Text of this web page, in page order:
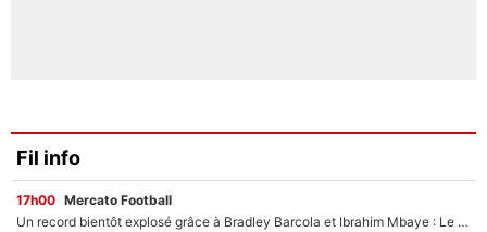
Fil info
17h00 Mercato Football
Un record bientôt explosé grâce à Bradley Barcola et Ibrahim Mbaye : Le PSG sur le point de réaliser un mercato historique ?